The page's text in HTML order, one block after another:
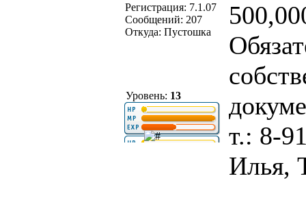
Регистрация: 7.1.07
Сообщений: 207
Откуда: Пустошка
Уровень: 13
т.: 8-
Илья,